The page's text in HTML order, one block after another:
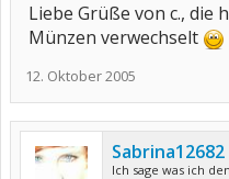
Liebe Grüße von c., die
Münzen verwechselt
12. Oktober 2005
Sabrina12682
Ich sage was ich